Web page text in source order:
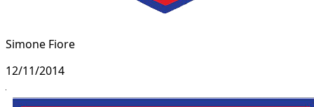
Simone Fiore
12/11/2014